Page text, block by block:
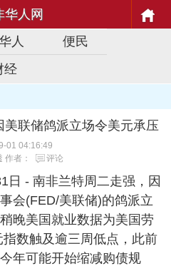
华人网
人
便民
经
联储鸽派立场令美元承压
01 04:16:49
作者：
评论
日 - 南非兰特周二走强，因
会(FED/美联储)的鸽派立
晚美国就业数据为美国劳
数触及逾三周低点，此前
年可能开始缩减购债规